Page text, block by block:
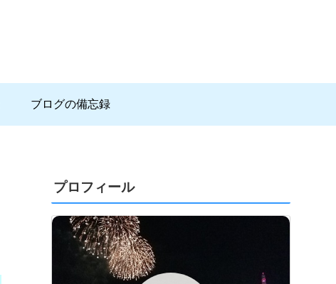
ブログの備忘録
プロフィール